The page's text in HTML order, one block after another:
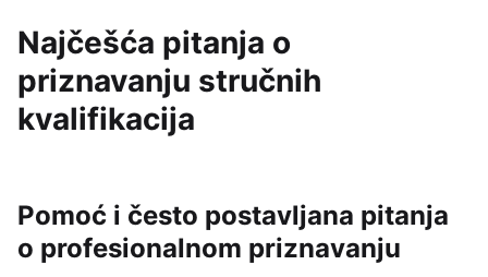
Najčešća pitanja o
priznavanju stručnih
kvalifikacija
Pomoć i često postavljana pitanja
o profesionalnom priznavanju